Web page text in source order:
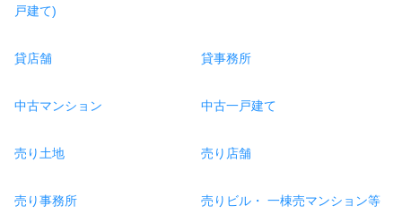
戸建て)
貸店舗 貸事務所
中古マンション 中古一戸建て
売り土地 売り店舗
売り事務所 売りビル・ 一棟売マンション等